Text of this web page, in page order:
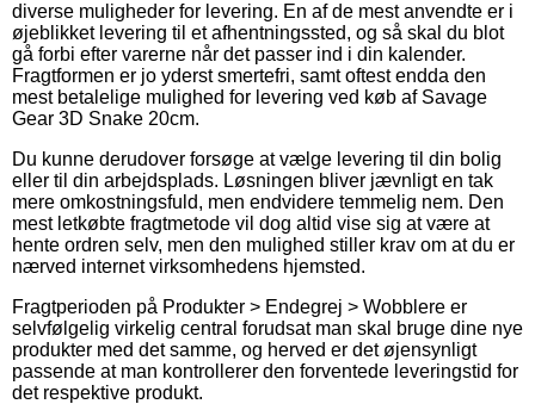
diverse muligheder for levering. En af de mest anvendte er i
øjeblikket levering til et afhentningssted, og så skal du blot
gå forbi efter varerne når det passer ind i din kalender.
Fragtformen er jo yderst smertefri, samt oftest endda den
mest betalelige mulighed for levering ved køb af Savage
Gear 3D Snake 20cm.
Du kunne derudover forsøge at vælge levering til din bolig
eller til din arbejdsplads. Løsningen bliver jævnligt en tak
mere omkostningsfuld, men endvidere temmelig nem. Den
mest letkøbte fragtmetode vil dog altid vise sig at være at
hente ordren selv, men den mulighed stiller krav om at du er
nærved internet virksomhedens hjemsted.
Fragtperioden på Produkter > Endegrej > Wobblere er
selvfølgelig virkelig central forudsat man skal bruge dine nye
produkter med det samme, og herved er det øjensynligt
passende at man kontrollerer den forventede leveringstid for
det respektive produkt.